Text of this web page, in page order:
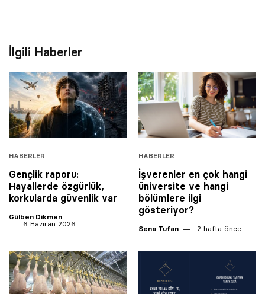
İlgili Haberler
HABERLER
Gençlik raporu:
Hayallerde özgürlük,
korkularda güvenlik var
Gülben Dikmen
6 Haziran 2026
HABERLER
İşverenler en çok hangi
üniversite ve hangi
bölümlere ilgi
gösteriyor?
Sena Tufan 2 hafta önce